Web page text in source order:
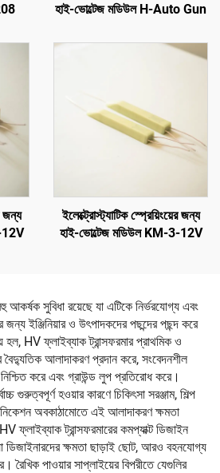
হাই-ভোল্টেজ মডিউল H-Auto Gun
জন্য
12V
ইলেক্ট্রোস্ট্যাটিক স্প্রেয়িংয়ের জন্য
হাই-ভোল্টেজ মডিউল KM-3-12V
আকর্ষক সুবিধা রয়েছে যা এটিকে নির্ভরযোগ্য এবং
জন্য ইঞ্জিনিয়ার ও উৎপাদকদের পছন্দের পছন্দ করে
HV ফ্লাইব্যাক ট্রান্সফরমার প্রাথমিক ও
বৈদ্যুতিক আলাদাকরণ প্রদান করে, সংবেদনশীল
করে এবং গ্রাউন্ড লুপ প্রতিরোধ করে।
গুরুত্বপূর্ণ হওয়ার কারণে চিকিৎসা সরঞ্জাম, শিল্প
অবকাঠামোতে এই আলাদাকরণ ক্ষমতা
ফ্লাইব্যাক ট্রান্সফরমারের কমপ্যাক্ট ডিজাইন
ডিজাইনারদের ক্ষমতা ছাড়াই ছোট, আরও বহনযোগ্য
রৈখিক পাওয়ার সাপ্লাইয়ের বিপরীতে যেগুলির